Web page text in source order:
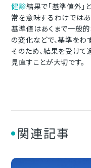
健診結果で「基準値外」
常を意味するわけではあ
基準値はあくまで一般
の変化などで、基準をわ
そのため、 結果を受けて
見直すことが大切です。
関連記事